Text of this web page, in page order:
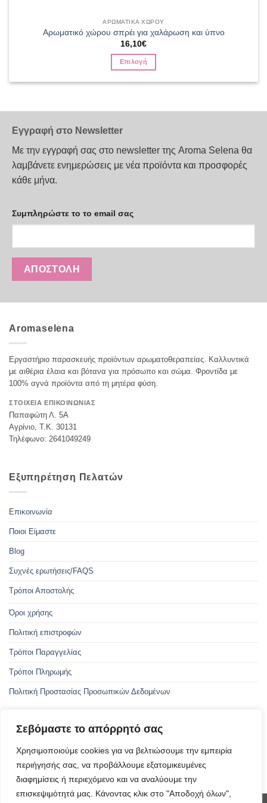
Σεβόμαστε το απόρρητό σας
Χρησιμοποιούμε cookies για να βελτιώσουμε την εμπειρία
περιήγησής σας, να προβάλλουμε εξατομικευμένες
διαφημίσεις ή περιεχόμενο και να αναλύουμε την
επισκεψιμότητά μας. Κάνοντας κλικ στο "Αποδοχή όλων",
ΑΡΩΜΑΤΙΚΑ ΧΩΡΟΥ
Αρωματικό χώρου σπρέι για χαλάρωση και ύπνο
16,10€
Επιλογή
έχει
Οι
επιλογές
στη
σελίδα
Εγγραφή στο Newsletter
Με την εγγραφή σας στο newsletter της Aroma Selena θα
λαμβάνετε ενημερώσεις με νέα προϊόντα και προσφορές
κάθε μήνα.
Συμπληρώστε το το email σας
Aromaselena
Εργαστήριο παρασκευής προϊόντων αρωματοθεραπείας. Καλλυντικά
με αιθέρια έλαια και βότανα για πρόσωπο και σώμα. Φροντίδα με
100% αγνά προϊόντα από τη μητέρα φύση.
ΣΤΟΙΧΕΙΑ ΕΠΙΚΟΙΝΩΝΙΑΣ
Παπαφώτη Λ. 5Α
Αγρίνιο, Τ.Κ. 30131
Τηλέφωνο: 2641049249
Εξυπηρέτηση Πελατών
Επικοινωνία
Ποιοι Είμαστε
Blog
Συχνές ερωτήσεις/FAQS
Τρόποι Αποστολής
Όροι χρήσης
Πολιτική επιστροφών
Τρόποι Παραγγελίας
Τρόποι Πληρωμής
Πολιτική Προστασίας Προσωπικών Δεδομένων
Με την συγχρηματοδότηση της Ελλάδας και της Ευρωπαϊκής Ένωσης
ΑμεΑ - Οδηγός προσβασιμότητας